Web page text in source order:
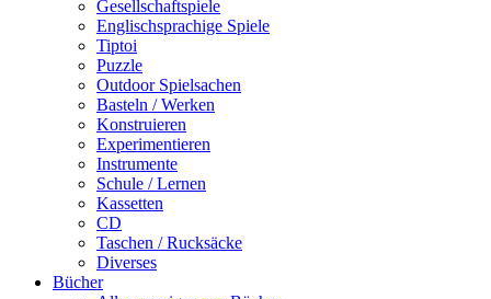
Gesellschaftspiele
Englischsprachige Spiele
Tiptoi
Puzzle
Outdoor Spielsachen
Basteln / Werken
Konstruieren
Experimentieren
Instrumente
Schule / Lernen
Kassetten
CD
Taschen / Rucksäcke
Diverses
Bücher